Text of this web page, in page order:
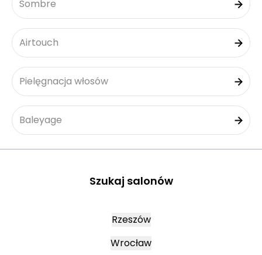
Sombre
Airtouch
Pielęgnacja włosów
Baleyage
Szukaj salonów
Rzeszów
Wrocław